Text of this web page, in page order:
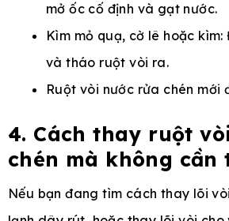
mở ốc cố định và gạt nước.
Kìm mỏ quạ, cờ lê hoặc
và tháo ruột vòi ra.
Ruột vòi nước rửa chén mới
4. Cách thay ruột
chén mà không cần
Nếu bạn đang tìm cách thay lõi